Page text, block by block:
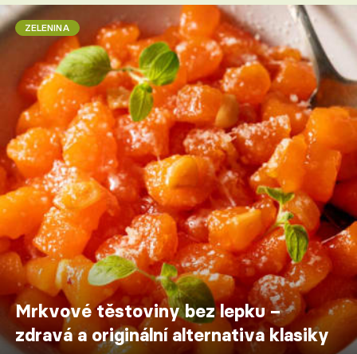
ZELENINA
Mrkvové těstoviny bez lepku –
zdravá a originální alternativa klasiky